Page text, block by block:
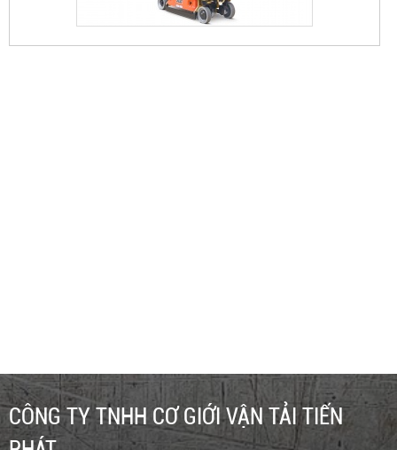
XE NÂNG CẮT KÉO 5,7M
CÔNG TY TNHH CƠ GIỚI VẬN TẢI TIẾN